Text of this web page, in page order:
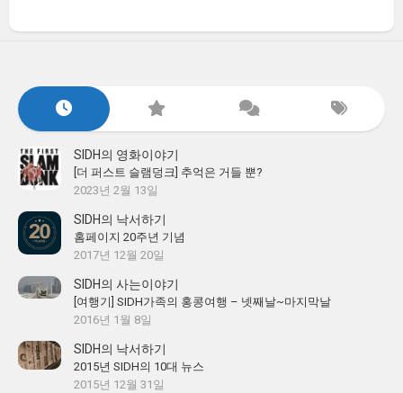
SIDH의 영화이야기
[더 퍼스트 슬램덩크] 추억은 거들 뿐?
2023년 2월 13일
SIDH의 낙서하기
홈페이지 20주년 기념
2017년 12월 20일
SIDH의 사는이야기
[여행기] SIDH가족의 홍콩여행 – 넷째날~마지막날
2016년 1월 8일
SIDH의 낙서하기
2015년 SIDH의 10대 뉴스
2015년 12월 31일